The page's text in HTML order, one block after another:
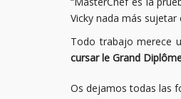
Vicky nada más
Todo trabajo merece
cursar le Grand
Os dejamos todas las